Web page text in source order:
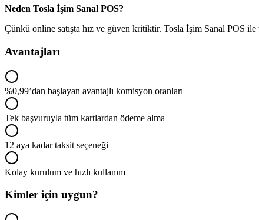
Neden Tosla İşim Sanal POS?
Çünkü online satışta hız ve güven kritiktir. Tosla İşim Sanal POS ile
Avantajları
%0,99’dan başlayan avantajlı komisyon oranları
Tek başvuruyla tüm kartlardan ödeme alma
12 aya kadar taksit seçeneği
Kolay kurulum ve hızlı kullanım
Kimler için uygun?